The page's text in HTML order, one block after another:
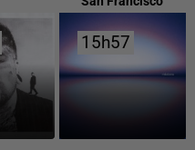
15h57
15h57